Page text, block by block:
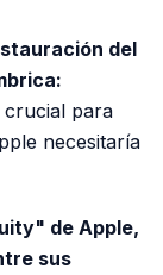
del
crucial para
necesitaría
de Apple,
sus